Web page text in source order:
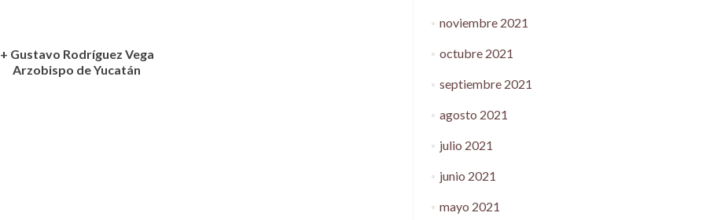
+ Gustavo Rodríguez Vega
Arzobispo de Yucatán
noviembre 2021
octubre 2021
septiembre 2021
agosto 2021
julio 2021
junio 2021
mayo 2021